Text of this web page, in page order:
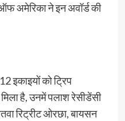
अमेरिका ने इन अवॉर्ड की
इकाइयों को ट्रिप
है, उनमें पलाश रेसीडेंसी
रिट्रीट ओरछा, बायसन